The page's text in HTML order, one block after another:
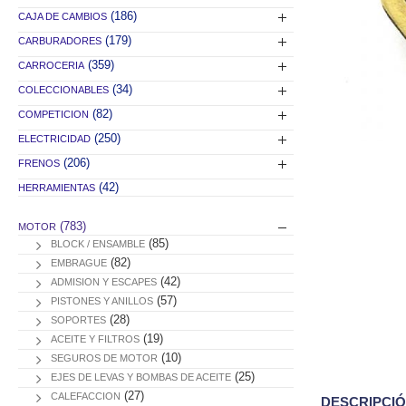
CAJA DE CAMBIOS (186)
CARBURADORES (179)
CARROCERIA (359)
COLECCIONABLES (34)
COMPETICION (82)
ELECTRICIDAD (250)
FRENOS (206)
HERRAMIENTAS (42)
MOTOR (783)
BLOCK / ENSAMBLE (85)
EMBRAGUE (82)
ADMISION Y ESCAPES (42)
PISTONES Y ANILLOS (57)
SOPORTES (28)
ACEITE Y FILTROS (19)
SEGUROS DE MOTOR (10)
EJES DE LEVAS Y BOMBAS DE ACEITE (25)
CALEFACCION (27)